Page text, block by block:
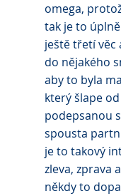
omega,
tak je to
ještě třetí věc
do nějakého
aby to byla
který šlape
podepsanou
spousta
je to takový
zleva, zprava
někdy to